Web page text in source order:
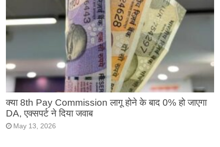
क्या 8th Pay Commission लागू होने के बाद 0% हो जाएगा
DA, एक्सपर्ट ने दिया जवाब
May 13, 2026